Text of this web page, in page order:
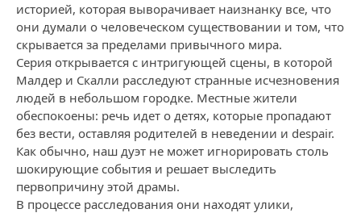
историей, которая выворачивает наизнанку все, что
они думали о человеческом существовании и том, что
скрывается за пределами привычного мира.
Серия открывается с интригующей сцены, в которой
Малдер и Скалли расследуют странные исчезновения
людей в небольшом городке. Местные жители
обеспокоены: речь идет о детях, которые пропадают
без вести, оставляя родителей в неведении и despair.
Как обычно, наш дуэт не может игнорировать столь
шокирующие события и решает выследить
первопричину этой драмы.
В процессе расследования они находят улики,